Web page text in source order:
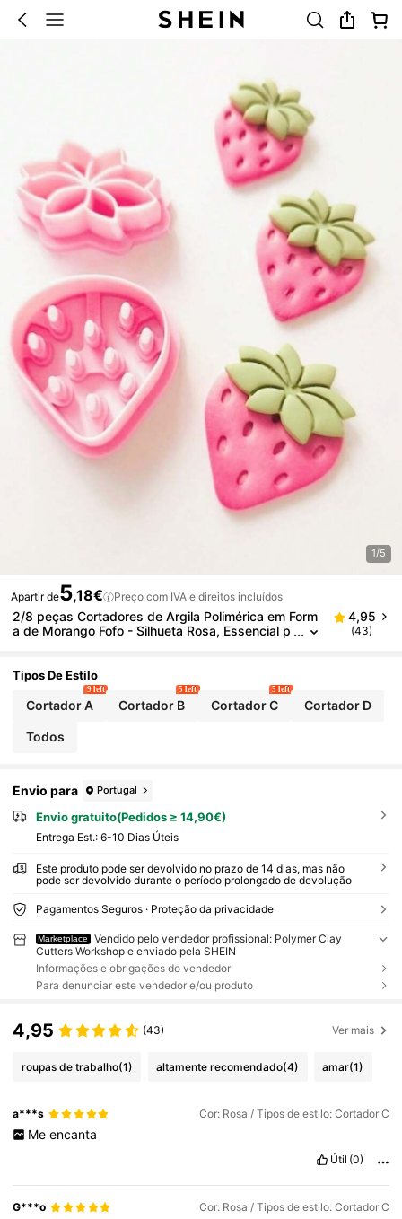
1/5
Apartir de5,18€ Preço com IVA e direitos incluídos
2/8 peças Cortadores de Argila Polimérica em Form
a de Morango Fofo - Silhueta Rosa, Essencial p
Decorações e Presentes Doces
4,95
(43)
Tipos De Estilo
Cortador A
9 left
Cortador B
5 left
Cortador C
5 left
Cortador D
Todos
Envio para Portugal
Envio gratuito(Pedidos ≥ 14,90€)
Entrega Est.: 6-10 Dias Úteis
Este produto pode ser devolvido no prazo de 14 dias, mas não
pode ser devolvido durante o período prolongado de devolução
Pagamentos Seguros · Proteção da privacidade
Marketplace
Vendido pelo vendedor profissional: Polymer Clay
Cutters Workshop e enviado pela SHEIN
Informações e obrigações do vendedor
Para denunciar este vendedor e/ou produto
4,95 (43) Ver mais
roupas de trabalho(1) altamente recomendado(4) amar(1)
a***s Cor: Rosa / Tipos de estilo: Cortador C
Me encanta
Útil (0)
G***o Cor: Rosa / Tipos de estilo: Cortador C